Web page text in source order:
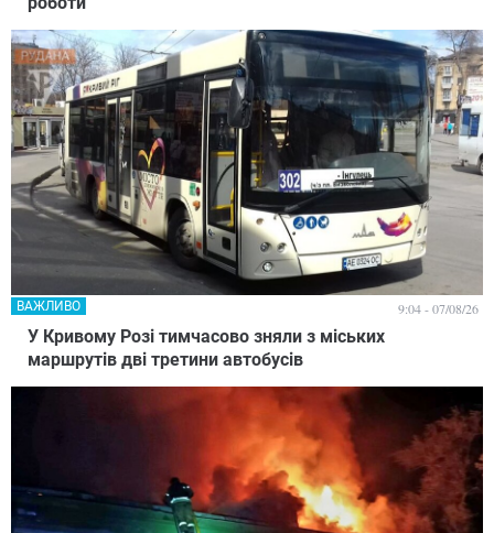
У Кривому Розі тимчасово зняли з міських
маршрутів дві третини автобусів
ВАЖЛИВО 9:04 - 07/08/26